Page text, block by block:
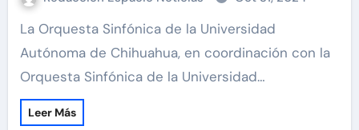
La Orquesta Sinfónica de la Universidad
Autónoma de Chihuahua, en coordinación con la
Orquesta Sinfónica de la Universidad…
Leer Más